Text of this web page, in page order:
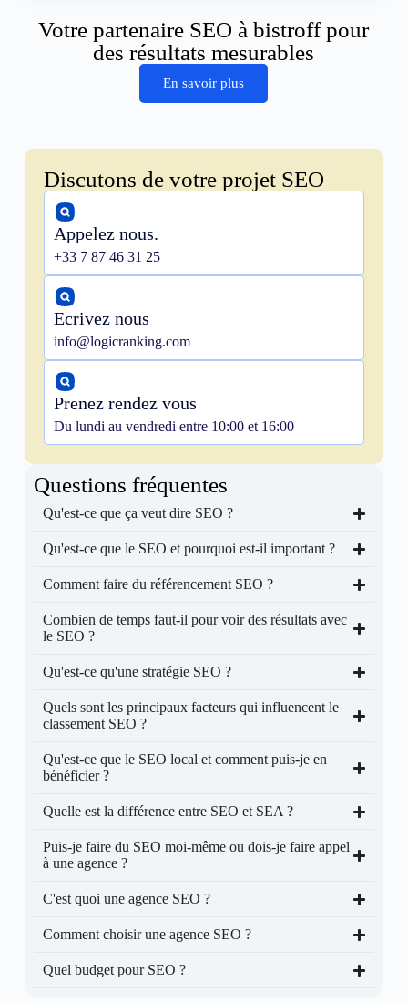
Votre partenaire SEO à bistroff pour
des résultats mesurables
En savoir plus
Discutons de votre projet SEO
Appelez nous.
+33 7 87 46 31 25
Ecrivez nous
info@logicranking.com
Prenez rendez vous
Du lundi au vendredi entre 10:00 et 16:00
Questions fréquentes
Qu'est-ce que ça veut dire SEO ?
Qu'est-ce que le SEO et pourquoi est-il important ?
Comment faire du référencement SEO ?
Combien de temps faut-il pour voir des résultats avec
le SEO ?
Qu'est-ce qu'une stratégie SEO ?
Quels sont les principaux facteurs qui influencent le
classement SEO ?
Qu'est-ce que le SEO local et comment puis-je en
bénéficier ?
Quelle est la différence entre SEO et SEA ?
Puis-je faire du SEO moi-même ou dois-je faire appel
à une agence ?
C'est quoi une agence SEO ?
Comment choisir une agence SEO ?
Quel budget pour SEO ?